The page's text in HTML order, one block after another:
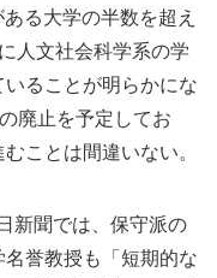
る大学の半数を超え
人文社会科学系の学
ることが明らかにな
廃止を予定してお
ことは間違いない。
新聞では、保守派の
誉教授も「短期的な